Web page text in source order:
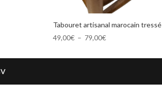
Tabouret artisanal marocain tressé
49,00€ – 79,00€Plage
prix :
à